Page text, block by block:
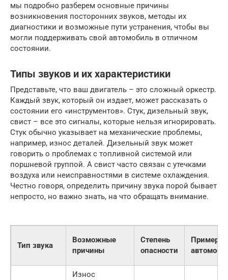
мы подробно разберем основные причины
возникновения посторонних звуков, методы их
диагностики и возможные пути устранения, чтобы вы
могли поддерживать свой автомобиль в отличном
состоянии.
Типы звуков и их характеристики
Представьте, что ваш двигатель – это сложный оркестр.
Каждый звук, который он издает, может рассказать о
состоянии его «инструментов». Стук, дизельный звук,
свист – все это сигналы, которые нельзя игнорировать.
Стук обычно указывает на механические проблемы,
например, износ деталей. Дизельный звук может
говорить о проблемах с топливной системой или
поршневой группой. А свист часто связан с утечками
воздуха или неисправностями в системе охлаждения.
Честно говоря, определить причину звука порой бывает
непросто, но важно знать, на что обращать внимание.
Тип звука
Возможные
причины
Степень
опасности
Пример
Износ